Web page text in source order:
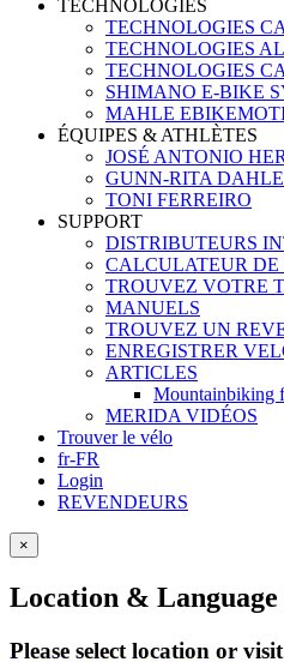
TECHNOLOGIES
TECHNOLOGIES
TECHNOLOGIES
TECHNOLOGIES
SHIMANO E-BIKE
MAHLE
ÉQUIPES & ATHLÈTES
JOSÉ ANTONIO
GUNN-RITA DAHLE
TONI FERREIRO
SUPPORT
DISTRIBUTEURS
CALCULATEUR
TROUVEZ VOTRE
MANUELS
TROUVEZ UN
ENREGISTRER
ARTICLES
Mountainbiking
MERIDA VIDÉOS
Trouver le vélo
fr-FR
Login
REVENDEURS
×
Location & Language
Please select location or visit